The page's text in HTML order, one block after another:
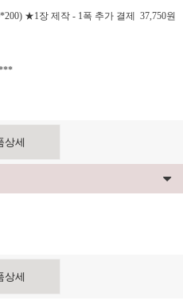
★1장 제작 - 1폭 추가 결제 37,750원
상세
상세